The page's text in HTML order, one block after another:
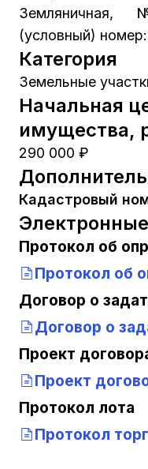
(условный)
Категория
Земельные
Начальная
имущества,
290 000 ₽
Кадастровый
Протокол об
Протокол об
Договор о
Договор о
Проект
Проект
Протокол лота
Протокол